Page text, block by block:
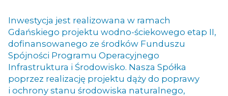
Inwestycja jest realizowana w ramach
Gdańskiego projektu wodno-ściekowego etap II,
dofinansowanego ze środków Funduszu
Spójności Programu Operacyjnego
Infrastruktura i Środowisko. Nasza Spółka
poprzez realizację projektu dąży do poprawy
i ochrony stanu środowiska naturalnego,